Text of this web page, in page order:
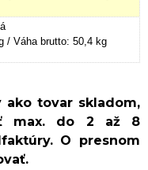
/ Váha brutto: 50,4 kg
ako tovar skladom,
max. do 2 až 8
O presnom